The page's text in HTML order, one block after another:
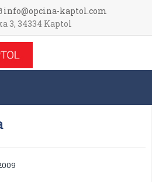
info@opcina-kaptol.com
3, 34334 Kaptol